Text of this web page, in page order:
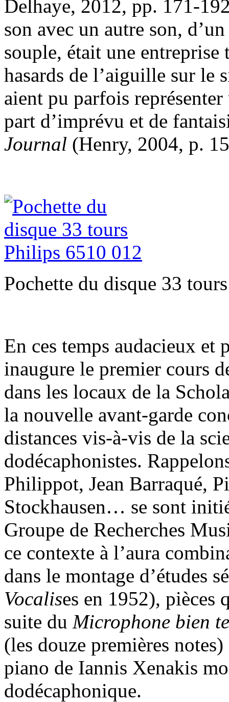
Delhaye, 2012, pp. 171-
son avec un autre son,
souple, était une
hasards de l’aiguille sur le
aient pu parfois
part d’imprévu et de
Journal (Henry, 2004, p.
Pochette du disque 33
En ces temps audacieux et
inaugure le premier cours
dans les locaux de la
la nouvelle avant-garde
distances vis-à-vis de la
dodécaphonistes.
Philippot, Jean Barraqué,
Stockhausen… se sont
Groupe de Recherches
ce contexte à l’aura
dans le montage d’études
Vocalises en 1952), pièces
suite du Microphone bien
(les douze premières
piano de Iannis Xenakis
dodécaphonique.